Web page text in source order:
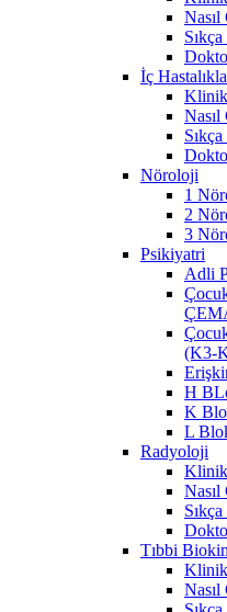
İç
Klinik
Nöroloji
1
2
3
Psikiyatri
Adli
(K3-
H
K
L
Radyoloji
Klinik
Tıbbi
Klinik